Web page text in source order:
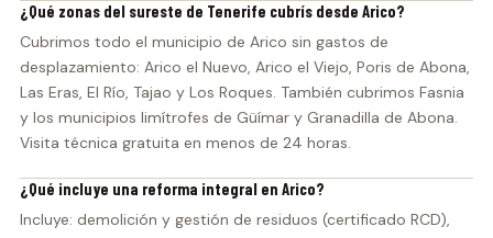
¿Qué zonas del sureste de Tenerife cubrís desde Arico?
Cubrimos todo el municipio de Arico sin gastos de
desplazamiento: Arico el Nuevo, Arico el Viejo, Poris de Abona,
Las Eras, El Río, Tajao y Los Roques. También cubrimos Fasnia
y los municipios limítrofes de Güímar y Granadilla de Abona.
Visita técnica gratuita en menos de 24 horas.
¿Qué incluye una reforma integral en Arico?
Incluye: demolición y gestión de residuos (certificado RCD),